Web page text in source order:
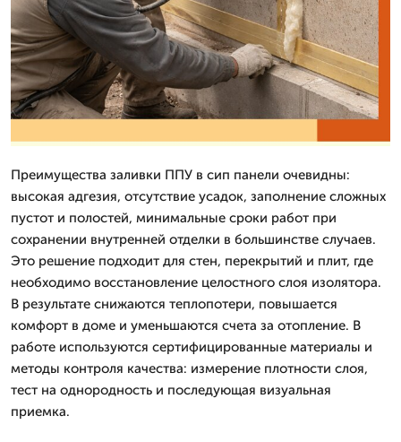
Преимущества заливки ППУ в сип панели очевидны:
высокая адгезия, отсутствие усадок, заполнение сложных
пустот и полостей, минимальные сроки работ при
сохранении внутренней отделки в большинстве случаев.
Это решение подходит для стен, перекрытий и плит, где
необходимо восстановление целостного слоя изолятора.
В результате снижаются теплопотери, повышается
комфорт в доме и уменьшаются счета за отопление. В
работе используются сертифицированные материалы и
методы контроля качества: измерение плотности слоя,
тест на однородность и последующая визуальная
приемка.